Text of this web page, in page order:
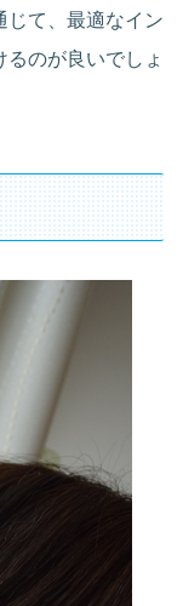
じて、最適なイン
のが良いでしょ